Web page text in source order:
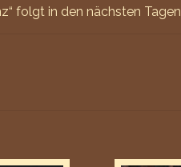
folgt in den nächsten Tagen